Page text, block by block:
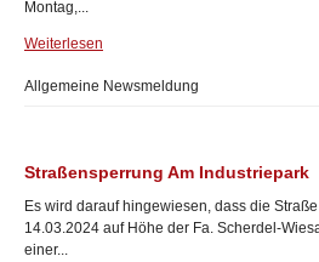
Montag,...
Weiterlesen
Allgemeine Newsmeldung
Straßensperrung Am Industriepark
Es wird darauf hingewiesen, dass die
14.03.2024 auf Höhe der Fa. Scherdel-
einer...